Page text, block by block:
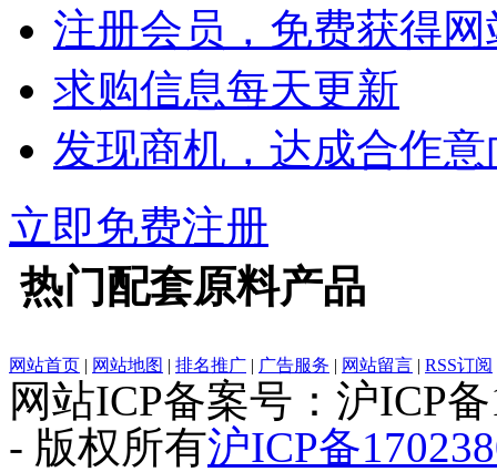
注册会员，免费获得网
求购信息每天更新
发现商机，达成合作意
立即免费注册
热门配套原料产品
网站首页 | 网站地图 | 排名推广 | 广告服务 | 网站留言 | RSS订阅
网站ICP备案号：沪ICP
- 版权所有沪ICP备